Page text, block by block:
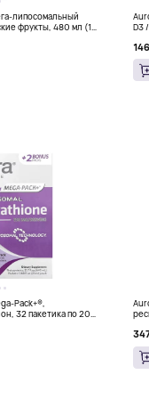
липосомальный
фрукты, 480 мл (16
D3
Pack+®,
32 пакетика по 20